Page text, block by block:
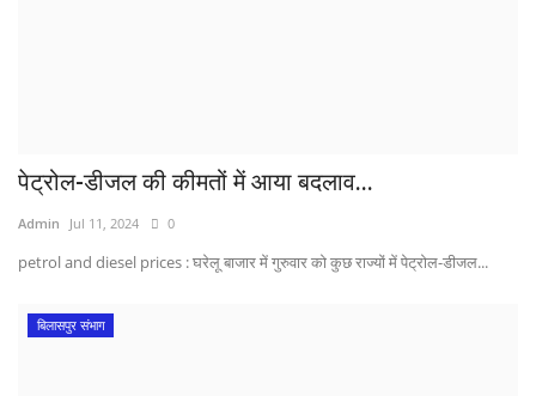
पेट्रोल-डीजल की कीमतों में आया बदलाव...
Admin Jul 11, 2024 0
petrol and diesel prices : घरेलू बाजार में गुरुवार को कुछ राज्यों में पेट्रोल-डीजल...
बिलासपुर संभाग